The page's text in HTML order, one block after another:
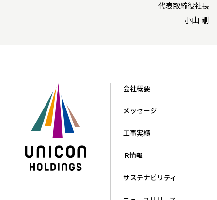
代表取締役社長
小山 剛
会社概要
メッセージ
工事実績
IR情報
サステナビリティ